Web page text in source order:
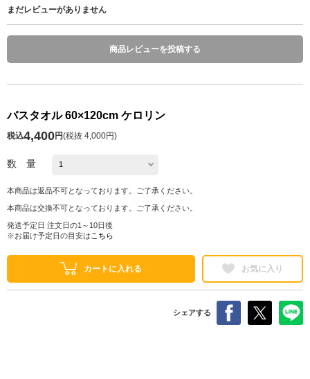
まだレビューがありません
商品レビューを投稿する
バスタオル 60×120cm ケロリン
税込4,400円(税抜 4,000円)
数 量
本商品は返品不可となっております。ご了承ください。
本商品は交換不可となっております。ご了承ください。
発送予定日 注文日の1～10日後
※お届け予定日の目安は こちら
カートに入れる お気に入り
シェアする